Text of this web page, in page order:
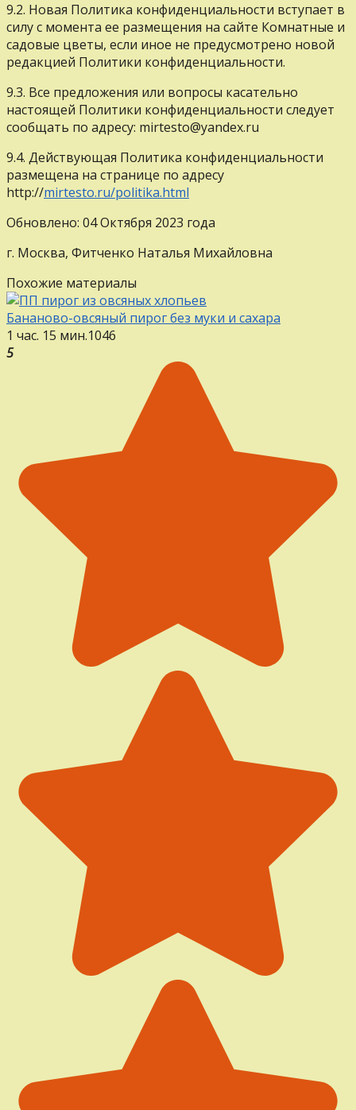
9.2. Новая Политика конфиденциальности вступает в
силу с момента ее размещения на сайте Комнатные и
садовые цветы, если иное не предусмотрено новой
редакцией Политики конфиденциальности.
9.3. Все предложения или вопросы касательно
настоящей Политики конфиденциальности следует
сообщать по адресу: mirtesto@yandex.ru
9.4. Действующая Политика конфиденциальности
размещена на странице по адресу
http://mirtesto.ru/politika.html
Обновлено: 04 Октября 2023 года
г. Москва, Фитченко Наталья Михайловна
Похожие материалы
Бананово-овсяный пирог без муки и сахара
1 час. 15 мин.1046
5